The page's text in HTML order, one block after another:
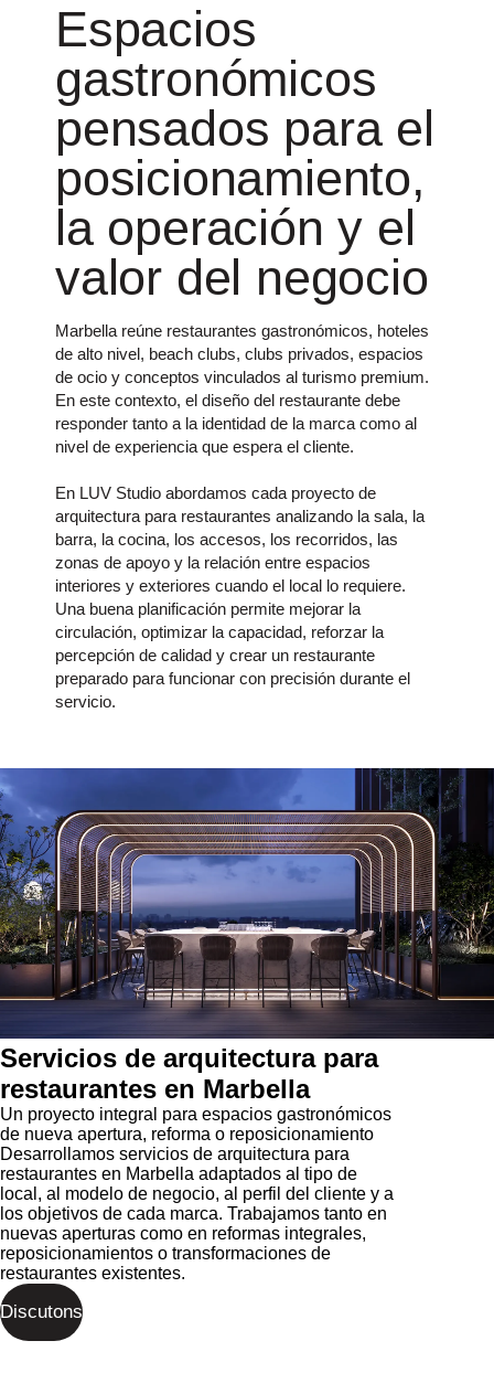
Espacios
gastronómicos
pensados para el
posicionamiento,
la operación y el
valor del negocio
Marbella reúne restaurantes gastronómicos, hoteles
de alto nivel, beach clubs, clubs privados, espacios
de ocio y conceptos vinculados al turismo premium.
En este contexto, el diseño del restaurante debe
responder tanto a la identidad de la marca como al
nivel de experiencia que espera el cliente.
En LUV Studio abordamos cada proyecto de
arquitectura para restaurantes analizando la sala, la
barra, la cocina, los accesos, los recorridos, las
zonas de apoyo y la relación entre espacios
interiores y exteriores cuando el local lo requiere.
Una buena planificación permite mejorar la
circulación, optimizar la capacidad, reforzar la
percepción de calidad y crear un restaurante
preparado para funcionar con precisión durante el
servicio.
Servicios de arquitectura para
restaurantes en Marbella
Un proyecto integral para espacios gastronómicos
de nueva apertura, reforma o reposicionamiento
Desarrollamos servicios de arquitectura para
restaurantes en Marbella adaptados al tipo de
local, al modelo de negocio, al perfil del cliente y a
los objetivos de cada marca. Trabajamos tanto en
nuevas aperturas como en reformas integrales,
reposicionamientos o transformaciones de
restaurantes existentes.
Discutons